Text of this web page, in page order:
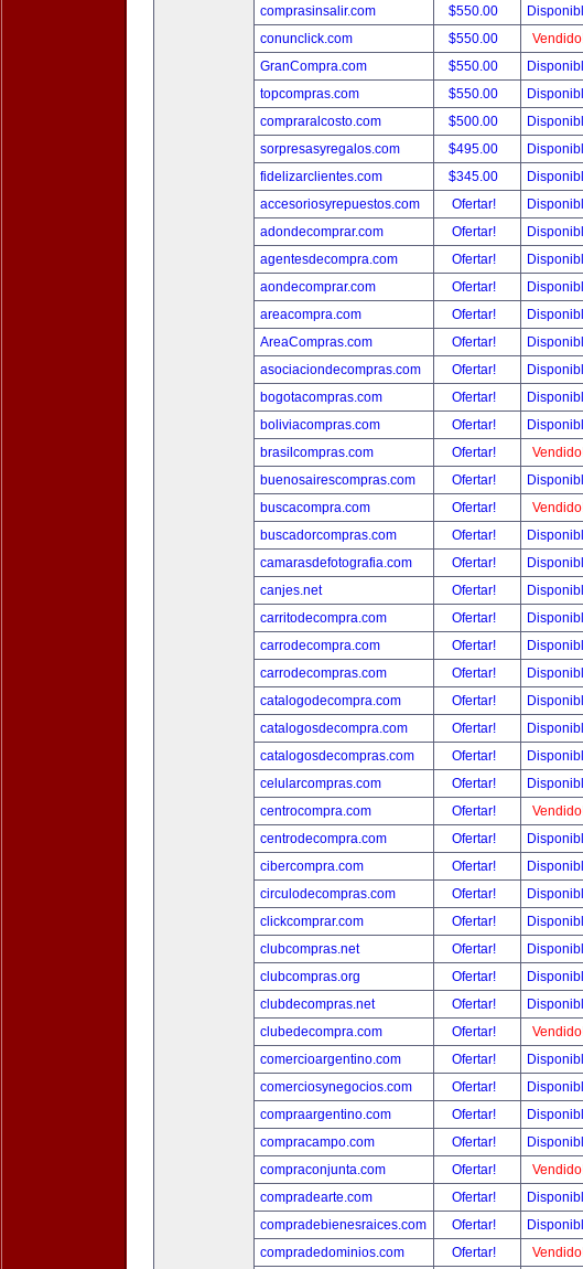
comprasinsalir.com
$550.00
conunclick.com
$550.00
GranCompra.com
$550.00
topcompras.com
$550.00
compraralcosto.com
$500.00
sorpresasyregalos.com
$495.00
fidelizarclientes.com
$345.00
accesoriosyrepuestos.com
Ofertar!
adondecomprar.com
Ofertar!
agentesdecompra.com
Ofertar!
aondecomprar.com
Ofertar!
areacompra.com
Ofertar!
AreaCompras.com
Ofertar!
asociaciondecompras.com
Ofertar!
bogotacompras.com
Ofertar!
boliviacompras.com
Ofertar!
brasilcompras.com
Ofertar!
buenosairescompras.com
Ofertar!
buscacompra.com
Ofertar!
buscadorcompras.com
Ofertar!
camarasdefotografia.com
Ofertar!
canjes.net
Ofertar!
carritodecompra.com
Ofertar!
carrodecompra.com
Ofertar!
carrodecompras.com
Ofertar!
catalogodecompra.com
Ofertar!
catalogosdecompra.com
Ofertar!
catalogosdecompras.com
Ofertar!
celularcompras.com
Ofertar!
centrocompra.com
Ofertar!
centrodecompra.com
Ofertar!
cibercompra.com
Ofertar!
circulodecompras.com
Ofertar!
clickcomprar.com
Ofertar!
clubcompras.net
Ofertar!
clubcompras.org
Ofertar!
clubdecompras.net
Ofertar!
clubedecompra.com
Ofertar!
comercioargentino.com
Ofertar!
comerciosynegocios.com
Ofertar!
compraargentino.com
Ofertar!
compracampo.com
Ofertar!
compraconjunta.com
Ofertar!
compradearte.com
Ofertar!
compradebienesraices.com
Ofertar!
compradedominios.com
Ofertar!